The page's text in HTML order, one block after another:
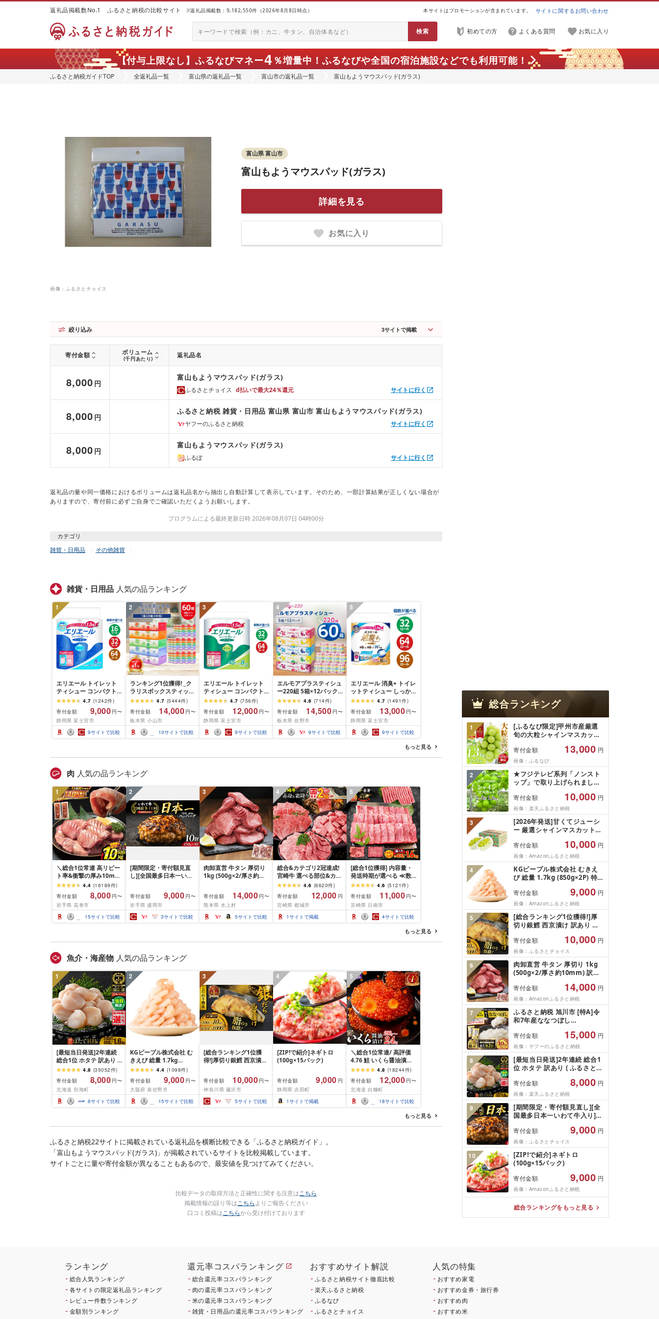
返礼品掲載数No.1 ふるさと納税の比較サイト ※返礼品掲載数：9,182,550件（2026年8月8日時点） 本サイトはプロモーションが含まれています。 サイトに関するお問い合わせ
初めての方 よくある質問 お気に入り
【付与上限なし】ふるなびマネー4％増量中！ ふるなびや全国の宿泊施設などでも利用可能！
ふるさと納税ガイドTOP 全返礼品一覧 富山県の返礼品一覧 富山市の返礼品一覧 富山もようマウスパッド(ガラス)
画像：ふるさとチョイス
富山県 富山市
富山もようマウスパッド(ガラス)
詳細を見る
お気に入り
絞り込み 3サイトで掲載
寄付金額 ボリューム
(千円あたり) 返礼品名
8,000 円
ふるさとチョイス
富山もようマウスパッド(ガラス)
d払いで最大24％還元 サイトに行く
8,000 円
ヤフーのふるさと納税
ふるさと納税 雑貨・日用品 富山県 富山市 富山もようマウスパッド(ガラス)
サイトに行く
8,000 円
ふるぽ
富山もようマウスパッド(ガラス)
サイトに行く
返礼品の量や同一価格におけるボリュームは返礼品名から抽出し自動計算して表示しています。そのため、一部計算結果が正しくない場合が
ありますので、寄付前に必ずご自身でご確認いただくようお願いします。
プログラムによる最終更新日時 2026年08月07日 04時00分
カテゴリ
雑貨・日用品
その他雑貨
雑貨・日用品 人気の品ランキング
1
エリエール トイレット
ティシュー コンパクト
シングル [個数が選べ
る:16・32・64 ロール]
1.5倍巻 82.5m トイレッ
トペーパー シングル パ
ルプ100% 香りつき 日用
品 消耗品 備蓄 ふるさと
4.7 (1242件)
寄付金額
9,000 円〜
静岡県 富士宮市
9サイトで比較
2
ランキング1位獲得! _ク
ラリスボックスティッシ
ュ60箱(1箱220組(440
枚))(5個入り×12セット)_
ティッシュ ティッシュ
ペーパー 日用品 常備品
生活用品 まとめ買い [配
送不可地域:離島・沖縄
4.7 (5444件)
寄付金額
14,000 円〜
栃木県 小山市
10サイトで比較
3
エリエール トイレット
ティシュー コンパクト
ダブル [選べるロール
数:32・64 ロール] 1.5倍
巻 45m トイレットペー
パー ダブル パルプ100%
香りつき 日用品 消耗品
備蓄 ふるさと納税 ふる
4.7 (756件)
寄付金額
12,000 円〜
静岡県 富士宮市
9サイトで比較
4
エルモアプラスティシュ
ー220組 5箱×12パック
(60箱)[離島・沖縄県不
可]_ ティッシュ ティッ
シュペーパー 日用品 消
耗品 まとめ買い 常備品
生活用品 ボックスティ
ッシュ [配送不可地域:離
4.6 (714件)
寄付金額
14,500 円〜
栃木県 佐野市
9サイトで比較
5
エリエール 消臭+ トイレ
ットティシュー しっか
り香るフレッシュクリア
の香り コンパクトダブ
ル [選べるロール数:32・
64・96 ロール] 1.5倍巻
37.5m トイレットペー
パー ダブル パルプ100%
日用品 消耗品 備蓄 送料
4.7 (1491件)
寄付金額
13,000 円〜
静岡県 富士宮市
9サイトで比較
もっと見る
肉 人気の品ランキング
1
＼総合1位常連 高リピー
ト率&衝撃の厚み10mm
厚切り牛タン 塩味/ ≪ス
ピード発送!!10営業日以
内発送≫ 選べる内容量
500g / 1kg 定期便 毎月
届く 牛肉 肉 BBQ ふるさ
と 人気 ランキング 岩手
4.4 (16189件)
寄付金額
8,000 円〜
岩手県 花巻市
15サイトで比較
2
[期間限定・寄付額見直
し][全国最多日本一いわ
1.5kg(150g×10個) いわ
て牛 × 岩中豚 ハンバー
グ 合挽き 合い挽き 黒毛
和牛 人気 冷凍 個包装 小
分け 冷凍 牛肉 豚肉 和牛
キング 1位 1万円以下 岩
手県 盛岡市 東北 岩手 盛
岡 shikoku001k
寄付金額 9,000 円〜
岩手県 盛岡市
3サイトで比較
3
肉卸直営 牛タン 厚切り
1kg (500g×2/厚さ約
牛肉 焼肉 冷凍 スライス
業務用 バーベキュー
BBQ おつまみ ギフト お
祝い お中元 夏ギフト
寄付金額 14,000 円〜
熊本県 水上村
5サイトで比較
4
総合&カテゴリ2冠達成!
宮崎牛 選べる部位&カッ
ト (赤身&霜降り)or(赤身
のみ) 500g 1kg 2kg[発
送時期が選べる] 牛肉 焼
肉 すき焼き しゃぶしゃ
ぶ ステーキ ギフト お中
4.6 (6620件)
寄付金額
12,000 円
宮崎県 都城市
1サイトで掲載
5
[総合1位獲得] 内容量・
発送時期が選べる ≪数
量限定≫ 宮崎牛 赤身 ス
ライス 焼肉 国産 肉 牛肉
薄切り 黒毛和牛 A4 A5
人気 小分け 焼き肉 すき
焼き しゃぶしゃぶ 牛丼
BBQ ギフト 贈り物 おす
すめ 畜産農家応援 ミヤ
4.6 (5121件)
寄付金額
11,000 円〜
宮崎県 日南市
4サイトで比較
もっと見る
魚介・海産物 人気の品ランキング
1
[最短当日発送]2年連続
総合1位 ホタテ 訳あり (
ふるさと納税 ほたて ふ
るさと納税 訳あり 帆立
ふるさと わけあり ホタ
テ貝柱 貝 人気 不揃い 刺
身 規格外 魚介 ランキン
グ 海鮮 冷凍 発送時期が
4.8 (35052件)
寄付金額
8,000 円〜
北海道 別海町
6サイトで比較
2
KGピープル株式会社 む
きえび 総量 1.7kg
(850g×2P) 特大 5Lサイ
ズ バナメイエビ バラ凍
結 下処理不要 サイズ不
揃い 訳あり
4.4 (1098件)
寄付金額
9,000 円〜
大阪府 泉佐野市
15サイトで比較
3
[総合ランキング1位獲
得!]厚切り銀鱈 西京漬け
約 1,000g (約 100g × 10
切) 西京味噌 西京みそ 味
噌漬け みそ 味噌 鮮魚 魚
介 銀だら 銀ダラ ギンダ
ラ ぎんだら 鱈 タラ 魚
礼品 おかず おつまみ お
酒のあて 家計応援
10000円 魚喜 神奈川 湘
南 藤沢
寄付金額 10,000 円〜
神奈川県 藤沢市
5サイトで比較
4
[ZIP!で紹介]ネギトロ
(100g×15パック)
寄付金額 9,000 円
静岡県 吉田町
1サイトで掲載
5
＼総合1位常連/ 高評価
4.76 鮭 いくら醤油漬け
ふるさと納税 いくら
200g / 400g / 800g /
1.6kg / 2.4kg 200g パッ
ク[選べる容量] 醤油漬け
海鮮 イクラ 小分け ふる
さと ランキング 人気 ギ
フト 高評価 ふるさと納
4.8 (18244件)
寄付金額
12,000 円〜
北海道 白糠町
18サイトで比較
もっと見る
ふるさと納税22サイトに掲載されている返礼品を横断比較できる「ふるさと納税ガイド」。
「富山もようマウスパッド(ガラス)」が掲載されているサイトを比較掲載しています。
サイトごとに量や寄付金額が異なることもあるので、最安値を見つけてみてください。
比較データの取得方法と正確性に関する注意はこちら
掲載情報の誤り等はこちらよりご報告ください
口コミ投稿はこちらから受け付けております
総合ランキング
1
[ふるなび限定]甲州市産厳選
旬の大粒シャインマスカット
(MG)B12-472 FN-Limited-
VO シャインマスカット フル
ーツ
寄付金額 13,000 円
画像：ふるなび
2
★フジテレビ系列「ノンスト
ップ」で取り上げられました!
ルプス市産シャインマスカッ
ト1.2kg以上(2〜3房)ふるさと
納税 おすすめ 山梨県 南アル
プス市 送料無料 AL
寄付金額 10,000 円
画像：楽天ふるさと納税
3
[2026年発送]甘くてジューシ
ー 厳選シャインマスカット
日)から10月下旬までの発送)
フルーツ ぶどう 果物 山梨県
産 2026 旬 大粒 高級 ブドウ
葡萄 富士吉田市
寄付金額 10,000 円
画像：Amazonふるさと納税
4
KGピープル株式会社 むきえ
び 総量 1.7kg (850g×2P) 特大
凍結 下処理不要 サイズ不揃い
訳あり
寄付金額 9,000 円
画像：Amazonふるさと納税
5
[総合ランキング1位獲得!]厚
切り銀鱈 西京漬け 訳あり 銀
100g × 10切) 西京味噌 西京み
そ 味噌漬け みそ 味噌 鮮魚 魚
介 銀だら 銀ダラ ギンダラ ぎ
んだら 鱈 タラ 魚 西京焼き 西
京漬 西京やき 冷凍 厳選 鮮魚
漬け魚 漬魚 新鮮 小分け 人気
返礼品 おかず おつまみ お酒
のあて 家計応援 10000円 魚
喜 神奈川 湘南 藤沢
寄付金額 10,000 円
画像：ふるさとチョイス
6
肉卸直営 牛タン 厚切り 1kg
(500g×2/厚さ約10mm) 訳あ
ライス 業務用 バーベキュー
BBQ おつまみ ギフト お祝い
お中元 夏ギフト
寄付金額 14,000 円
画像：Amazonふるさと納税
7
ふるさと納税 旭川市 [特A]令
和7年産ななつぼし
お米[さとふる限定]_05957
寄付金額 15,000 円
画像：ヤフーのふるさと納税
8
[最短当日発送]2年連続 総合1
位 ホタテ 訳あり ( ふるさと納
り 帆立 ふるさと わけあり ホ
タテ貝柱 貝 人気 不揃い 刺身
規格外 魚介 ランキング 海鮮
冷凍 発送時期が選べる 北海道
別海町 )(クラウドファンディ
ング対象)
寄付金額 8,000 円
画像：楽天ふるさと納税
9
[期間限定・寄付額見直し][全
国最多日本一いわて牛入り]ハ
いわて牛 × 岩中豚 ハンバーグ
合挽き 合い挽き 黒毛和牛 人
気 冷凍 個包装 小分け 冷凍 牛
肉 豚肉 和牛 ビーフ ポーク は
んばーぐ 挽肉 お肉 ミンチ 肉
お弁当 hannba-gu ランキン
グ 1位 1万円以下 岩手県 盛岡
市 東北 岩手 盛岡
shikoku001k
寄付金額 9,000 円
画像：ふるさとチョイス
10
[ZIP!で紹介]ネギトロ
(100g×15パック)
寄付金額 9,000 円
画像：Amazonふるさと納税
総合ランキングをもっと見る
ランキング
総合人気ランキング
各サイトの限定返礼品ランキング
レビュー件数ランキング
金額別ランキング
還元率コスパランキング
総合還元率コスパランキング
肉の還元率コスパランキング
米の還元率コスパランキング
雑貨・日用品の還元率コスパランキング
おすすめサイト解説
ふるさと納税サイト徹底比較
楽天ふるさと納税
ふるなび
ふるさとチョイス
人気の特集
おすすめ家電
おすすめ金券・旅行券
おすすめ肉
おすすめ米